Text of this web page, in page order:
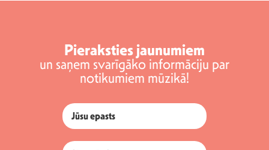
Pieraksties jaunumiem
un saņem svarīgāko informāciju par
notikumiem mūzikā!